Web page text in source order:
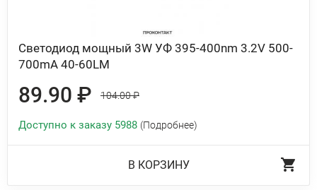
Светодиод мощный 3W УФ 395-400nm 3.2V 500-
700mA 40-60LM
89.90 ₽ 104.00 ₽
Доступно к заказу 5988 (Подробнее)
В КОРЗИНУ